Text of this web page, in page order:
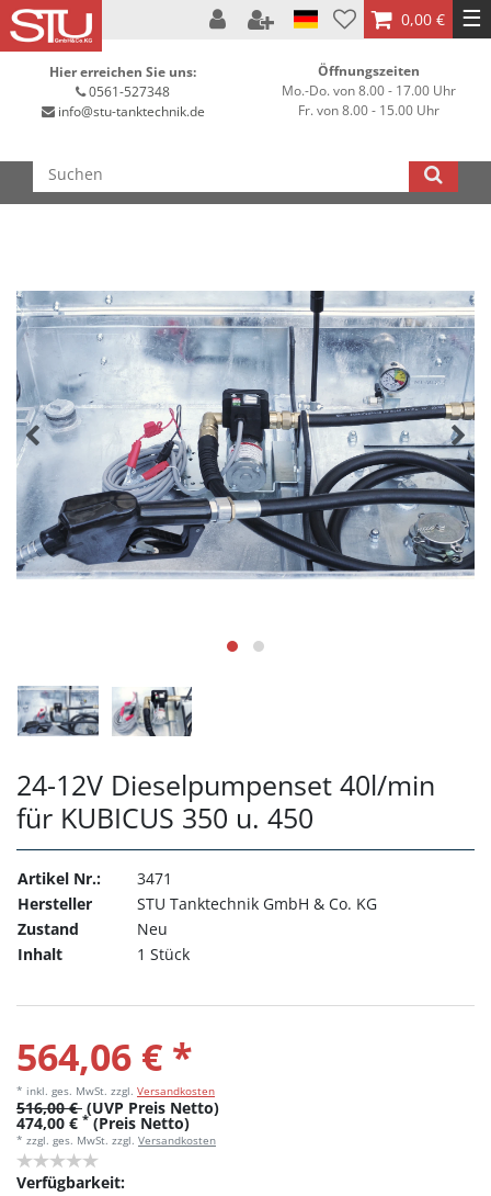
0,00 € ☰
Hier erreichen Sie uns:
0561-527348
info@stu-tanktechnik.de
Öffnungszeiten
Mo.-Do. von 8.00 - 17.00 Uhr
Fr. von 8.00 - 15.00 Uhr
24-12V Dieselpumpenset 40l/min
für KUBICUS 350 u. 450
Artikel Nr.:
3471
Hersteller
STU Tanktechnik GmbH & Co. KG
Zustand
Neu
Inhalt
1 Stück
564,06 € *
* inkl. ges. MwSt. zzgl. Versandkosten
516,00 € (UVP Preis Netto)
474,00 € * (Preis Netto)
* zzgl. ges. MwSt. zzgl. Versandkosten
Verfügbarkeit: